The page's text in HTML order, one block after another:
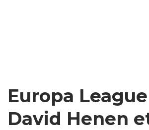
Europa
David Henen